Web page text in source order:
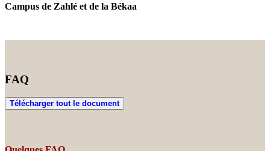
Campus de Zahlé et de la Békaa
FAQ
Télécharger tout le document